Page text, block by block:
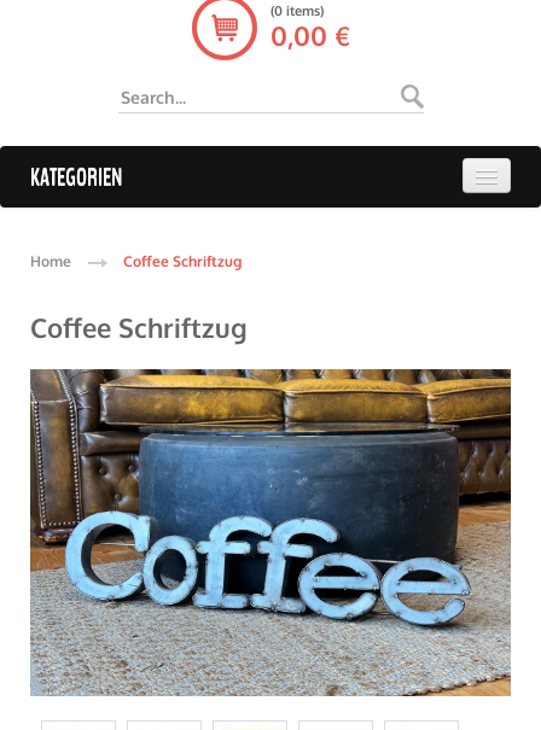
(0 items)
0,00 €
KATEGORIEN
Home Coffee Schriftzug
Coffee Schriftzug